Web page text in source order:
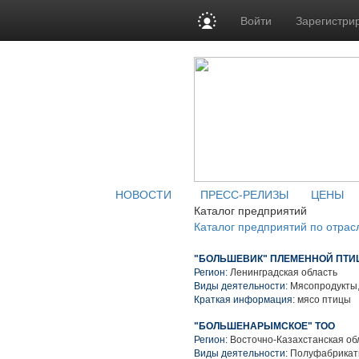
Войти
НОВОСТИ ПРЕСС-РЕЛИЗЫ
ЦЕНЫ
Каталог предприятий
Каталог предприятий по
"БОЛЬШЕВИК" ПЛЕМЕННОЙ
Регион: Ленинградская область
Виды деятельности:
Краткая информация: мясо птицы
"БОЛЬШЕНАРЫМСКОЕ" ТОО
Регион: Восточно-Казахстанская
Виды деятельности: